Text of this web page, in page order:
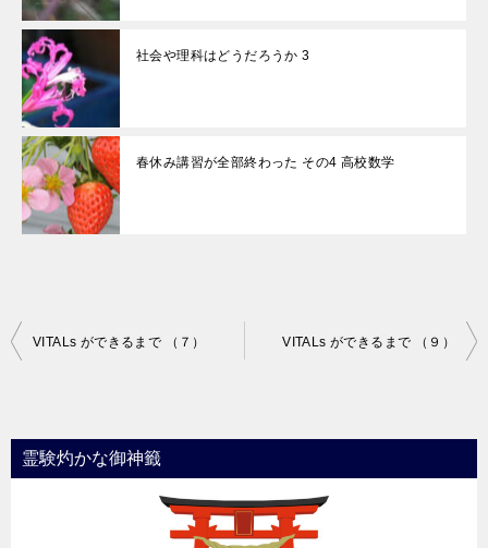
社会や理科はどうだろうか 3
春休み講習が全部終わった その4 高校数学
投
ビ
ゲ
VITALs ができるまで （７） VITALs ができるまで （９）
霊験灼かな御神籤